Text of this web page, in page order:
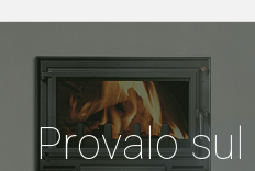
Provalo